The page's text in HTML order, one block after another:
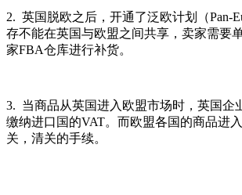
2. 英国脱欧之后，开通了泛欧计划（Pan-
存不能在英国与欧盟之间共享，卖家需要
家FBA仓库进行补货。
3. 当商品从英国进入欧盟市场时，英国企
缴纳进口国的VAT。而欧盟各国的商品进
关，清关的手续。